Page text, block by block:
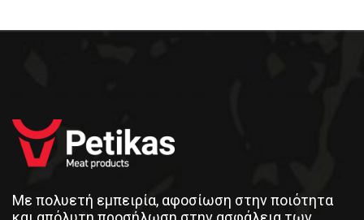
Με πολυετή εμπειρία, αφοσίωση στην ποιότητα